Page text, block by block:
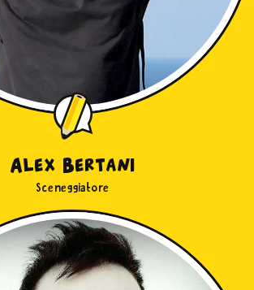
Alex Bertani
Sceneggiatore